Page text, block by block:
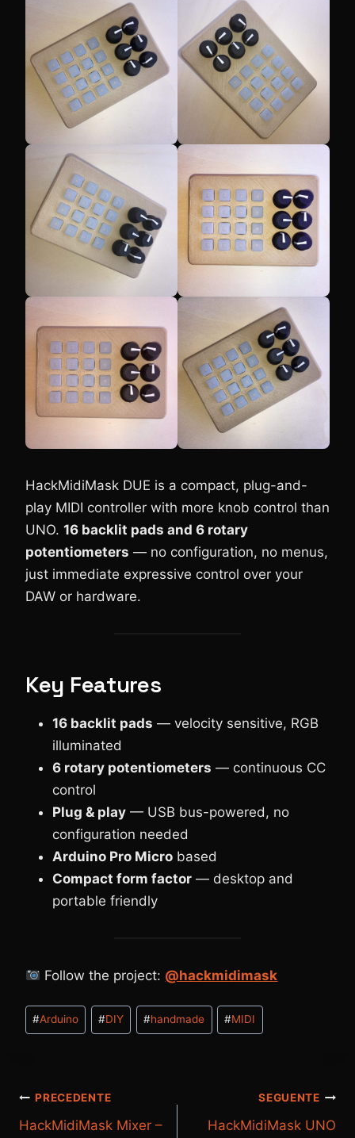
HackMidiMask DUE is a compact, plug-and-
play MIDI controller with more knob control than
UNO. 16 backlit pads and 6 rotary
potentiometers — no configuration, no menus,
just immediate expressive control over your
DAW or hardware.
Key Features
16 backlit pads — velocity sensitive, RGB
illuminated
6 rotary potentiometers — continuous CC
control
Plug & play — USB bus-powered, no
configuration needed
Arduino Pro Micro based
Compact form factor — desktop and
portable friendly
Follow the project: @hackmidimask
Tag
articolo:
#Arduino #DIY #handmade #MIDI
Navigazione
PRECEDENTE
HackMidiMask Mixer –
SEGUENTE
HackMidiMask UNO